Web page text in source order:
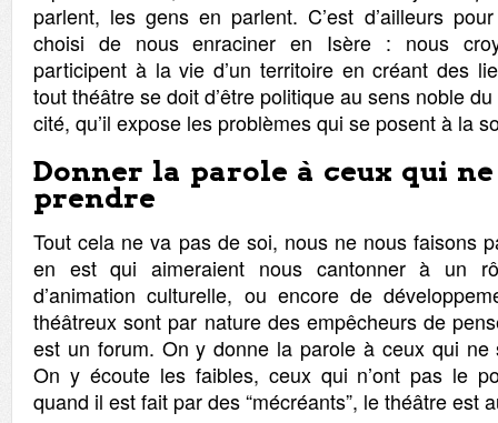
parlent, les gens en parlent. C’est d’ailleurs
choisi de nous enraciner en Isère : nous
participent à la vie d’un territoire en créant des
tout théâtre se doit d’être politique au sens noble
cité, qu’il expose les problèmes qui se posent à la
Donner la parole à ceux qui
prendre
Tout cela ne va pas de soi, nous ne nous faisons
en est qui aimeraient nous cantonner à un
d’animation culturelle, ou encore de
théâtreux sont par nature des empêcheurs de
est un forum. On y donne la parole à ceux qui ne
On y écoute les faibles, ceux qui n’ont pas le
quand il est fait par des “mécréants”, le théâtre est